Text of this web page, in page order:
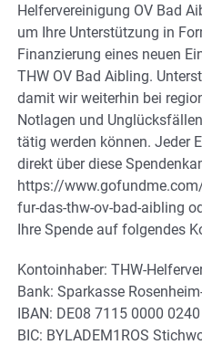
Helfervereinigung OV Bad
um Ihre Unterstützung in
Finanzierung eines neuen
THW OV Bad Aibling.
damit wir weiterhin bei
Notlagen und
tätig werden können. Jeder
direkt über diese
https://
fur-das-thw-ov-bad-aibling
Ihre Spende auf folgendes
Kontoinhaber: THW-
Bank: Sparkasse
IBAN: DE08 7115 0000
BIC: BYLADEM1ROS